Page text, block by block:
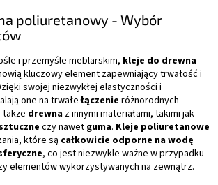
poliuretanowy - Wybór
i przemyśle meblarskim, kleje do drewna
kluczowy element zapewniający trwałość i
swojej niezwykłej elastyczności i
one na trwałełączenie różnorodnych
także drewna z innymi materiałami, takimi jak
czy nawet guma. Kleje poliuretanowe
które są całkowicie odporne na wodę
, co jest niezwykle ważne w przypadku
elementów wykorzystywanych na zewnątrz.